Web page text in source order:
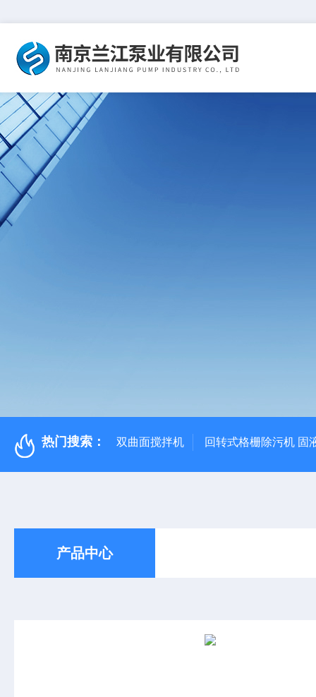
热门搜索： 双曲面搅拌机 回转式格栅除污机 固
产品中心